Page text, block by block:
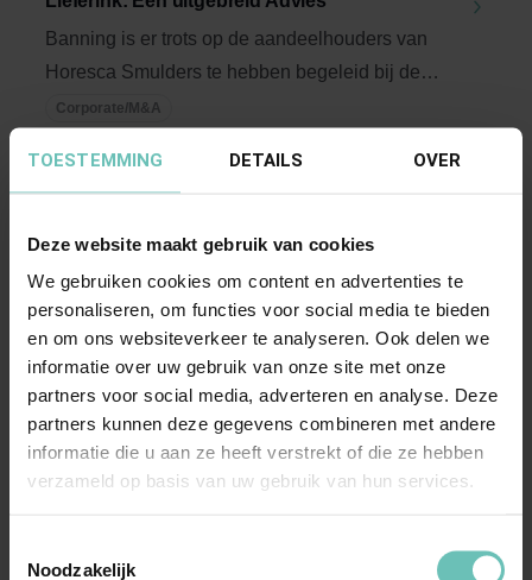
TOESTEMMING DETAILS OVER
Deze website maakt gebruik van cookies
We gebruiken cookies om content en advertenties te
personaliseren, om functies voor social media te bieden
en om ons websiteverkeer te analyseren. Ook delen we
informatie over uw gebruik van onze site met onze
partners voor social media, adverteren en analyse. Deze
partners kunnen deze gegevens combineren met andere
informatie die u aan ze heeft verstrekt of die ze hebben
verzameld op basis van uw gebruik van hun services.
Noodzakelijk
Banning is er trots op de aandeelhouders van
Horesca Smulders te hebben begeleid bij de
verkoop aan ...
Corporate/M&A
28 OKTOBER 2022
Banning adviseert Axivate Horeca Group bij
overname aandelen in het kapitaal van
Restaurant 't Reeuwijkse Hout B.V. en Osteria
geadviseerd te hebben bij de overname van alle